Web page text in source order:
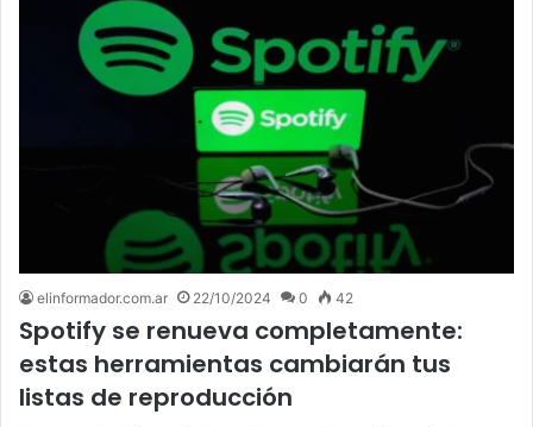
elinformador.com.ar 22/10/2024 0 42
Spotify se renueva completamente:
estas herramientas cambiarán tus
listas de reproducción